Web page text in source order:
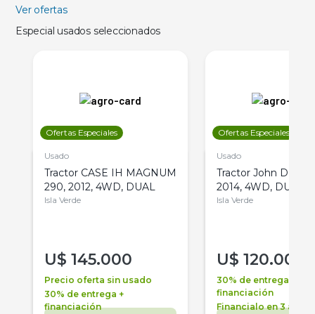
Ver ofertas
Especial usados seleccionados
Ofertas Especiales
Usado
Tractor CASE IH MAGNUM
290, 2012, 4WD, DUAL
Isla Verde
U$ 145.000
Precio oferta sin usado
30% de entrega +
financiación
Ofertas Especiales
Usado
Tractor John Deere
2014, 4WD, DUAL
Isla Verde
U$ 120.000
30% de entrega +
financiación
Financialo en 3 años